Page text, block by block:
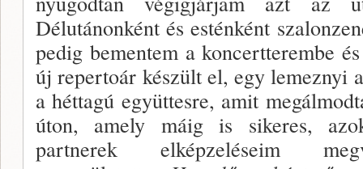
Délutánon­ként és esténként
pedig bementem a koncertterembe
új repertoár készült el, egy lemeznyi
a héttagú együttesre, amit
úton, amely má­ig is sikeres,
partnerek elképzeléseim